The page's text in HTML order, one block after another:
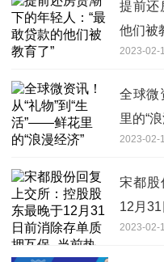
提前还
他们被
2023-02-
全球微
里的“
2023-02-
宋都股
12月
2023-02-